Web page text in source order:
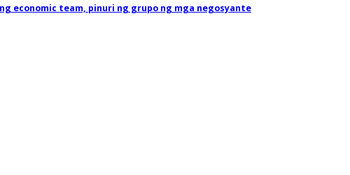
economic team, pinuri ng grupo ng mga negosyante